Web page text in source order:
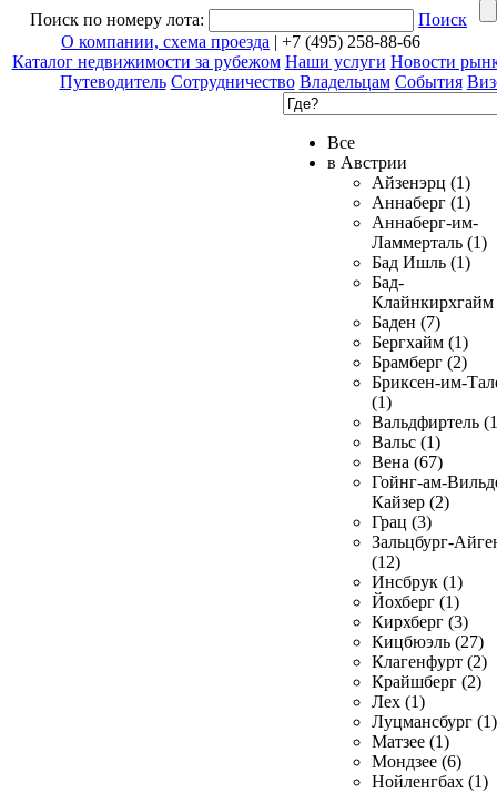
Поиск по номеру лота:
Поиск
О компании, схема проезда | +7 (495) 258-88-66
Каталог недвижимости за рубежом Наши услуги Новости
Путеводитель Сотрудничество Владельцам События
Все
в Австрии
Айзенэрц (1)
Аннаберг (1)
Аннаберг-им-
Ламмерталь (1)
Бад Ишль (1)
Бад-
Клайнкирхгайм
Баден (7)
Бергхайм (1)
Брамберг (2)
Бриксен-им-
(1)
Вальдфиртель
Вальс (1)
Вена (67)
Гойнг-ам-
Кайзер (2)
Грац (3)
Зальцбург-
(12)
Инсбрук (1)
Йохберг (1)
Кирхберг (3)
Кицбюэль (27)
Клагенфурт (2)
Крайшберг (2)
Лех (1)
Луцмансбург (1)
Матзее (1)
Мондзее (6)
Нойленгбах (1)